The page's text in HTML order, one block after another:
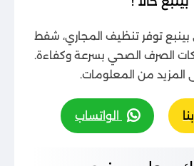
توفر تنظيف المجاري، شفط
الصرف الصحي بسرعة وكفاءة.
من المعلومات.
الواتساب